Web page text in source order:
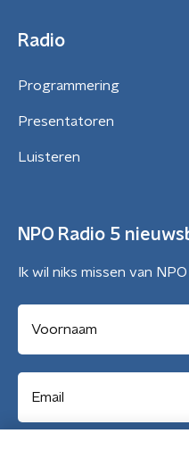
Radio
Programmering
Presentatoren
Luisteren
NPO Radio 5
Ik wil niks missen van